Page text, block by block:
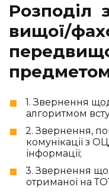
Розподіл
вищої/
1. Звернення
алгоритмом
2. Звернення,
комунікації з
інформації;
3. Звернення
отриманої на